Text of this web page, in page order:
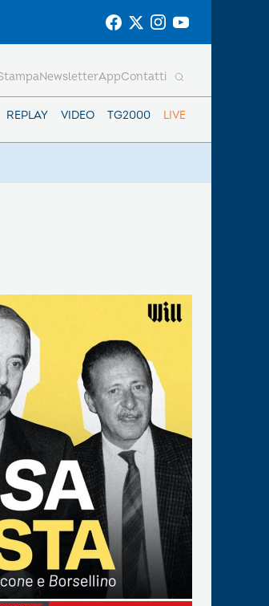
REPLAY VIDEO TG2000 LIVE
NewsletterAppContatti